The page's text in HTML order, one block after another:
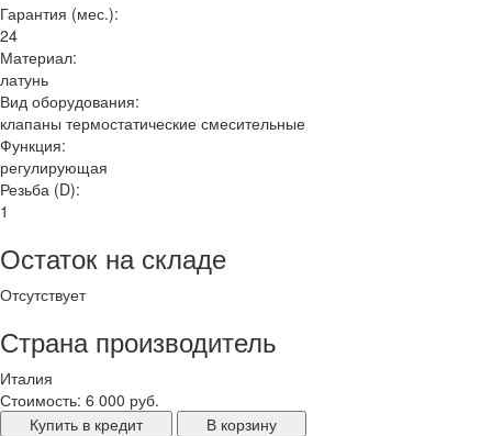
Гарантия (мес.):
24
Материал:
латунь
Вид оборудования:
клапаны термостатические смесительные
Функция:
регулирующая
Резьба (D):
1
Остаток на складе
Отсутствует
Страна производитель
Италия
Стоимость: 6 000 руб.
Купить в кредит
В корзину